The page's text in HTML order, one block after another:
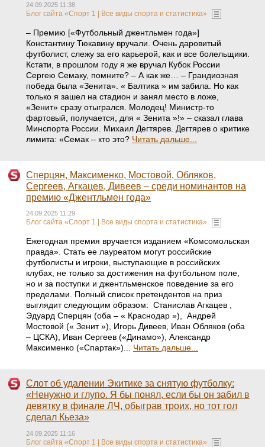
24.09.2025 11:38
Блог сайта «Спорт 1 | Все виды спорта и статистика»
– Премию [«Футбольный джентльмен года»]
Константину Тюкавину вручали. Очень даровитый
футболист, слежу за его карьерой, как и все болельщики.
Кстати, в прошлом году я же вручал Кубок России
Сергею Семаку, помните? – А как же… – Грандиозная
победа была «Зенита». « Балтика » им забила. Но как
только я зашел на стадион и занял место в ложе,
«Зенит» сразу отыгрался. Молодец! Министр-то
фартовый, получается, для « Зенита »!» – сказал глава
Минспорта России. Михаил Дегтярев. Дегтярев о критике
лимита: «Семак – кто это? Читать дальше...
Сперцян, Максименко, Мостовой, Обляков,
Сергеев, Агкацев, Дивеев – среди номинантов на
премию «Джентльмен года»
24.09.2025 11:29
Блог сайта «Спорт 1 | Все виды спорта и статистика»
Ежегодная премия вручается изданием «Комсомольская
правда». Стать ее лауреатом могут российские
футболисты и игроки, выступающие в российских
клубах, не только за достижения на футбольном поле,
но и за поступки и джентльменское поведение за его
пределами. Полный список претендентов на приз
выглядит следующим образом: Станислав Агкацев ,
Эдуард Сперцян (оба – « Краснодар »), Андрей
Мостовой (« Зенит »), Игорь Дивеев, Иван Обляков (оба
– ЦСКА), Иван Сергеев («Динамо»), Александр
Максименко («Спартак»)... Читать дальше...
Слот об удалении Экитике за снятую футболку:
«Ненужно и глупо. Я бы понял, если бы он забил в
девятку в финале ЛЧ, обыграв троих, но тот гол
сделал Кьеза»
24.09.2025 11:16
Блог сайта «Спорт 1 | Все виды спорта и статистика»